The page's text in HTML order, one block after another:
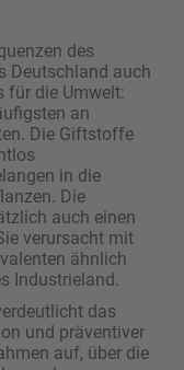
des
Deutschland auch
für die Umwelt:
an
Die Giftstoffe
in die
Die
auch einen
verursacht mit
ähnlich
Industrieland.
das
und präventiver
auf, über die